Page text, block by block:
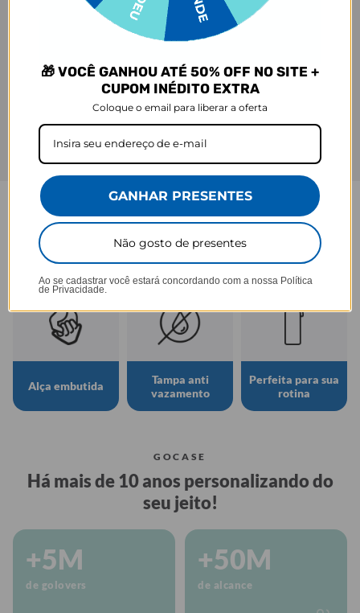
Praticidade que acompanha seu ritmo.
Alça embutida
Tampa anti
vazamento
Perfeita para sua
rotina
GOCASE
Há mais de 10 anos personalizando do
seu jeito!
+5M
de golovers
+50M
de alcance
🎁 VOCÊ GANHOU ATÉ 50% OFF NO SITE +
CUPOM INÉDITO EXTRA
Coloque o email para liberar a oferta
GANHAR PRESENTES
Não gosto de presentes
Ao se cadastrar você estará concordando com a nossa Política
de Privacidade.